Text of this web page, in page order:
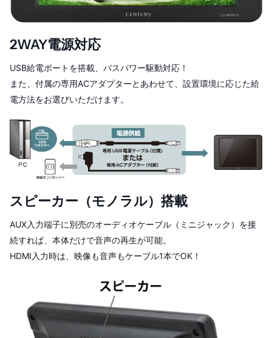
2WAY電源対応
USB給電ポートを搭載、バスパワー駆動対応！
また、付属の専用ACアダプターとあわせて、設置環境に応じた給
電方法をお選びいただけます。
スピーカー（モノラル）搭載
AUX入力端子に別売のオーディオケーブル（ミニジャック）を接
続すれば、本体だけで音声の再生が可能。
HDMI入力時は、映像も音声もケーブル1本でOK！